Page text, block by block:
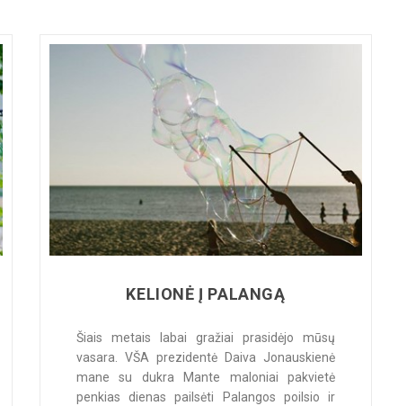
RENGINIAI
PAREMK
KELIONĖ Į PALANGĄ
Šiais metais labai gražiai prasidėjo mūsų
vasara. VŠA prezidentė Daiva Jonauskienė
mane su dukra Mante maloniai pakvietė
penkias dienas pailsėti Palangos poilsio ir